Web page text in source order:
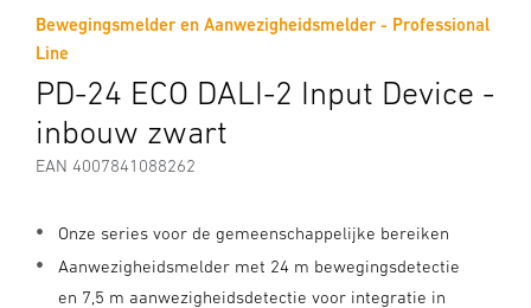
Bewegingsmelder en Aanwezigheidsmelder - Professional
Line
PD-24 ECO DALI-2 Input Device -
inbouw zwart
EAN 4007841088262
Onze series voor de gemeenschappelijke bereiken
Aanwezigheidsmelder met 24 m bewegingsdetectie
en 7,5 m aanwezigheidsdetectie voor integratie in